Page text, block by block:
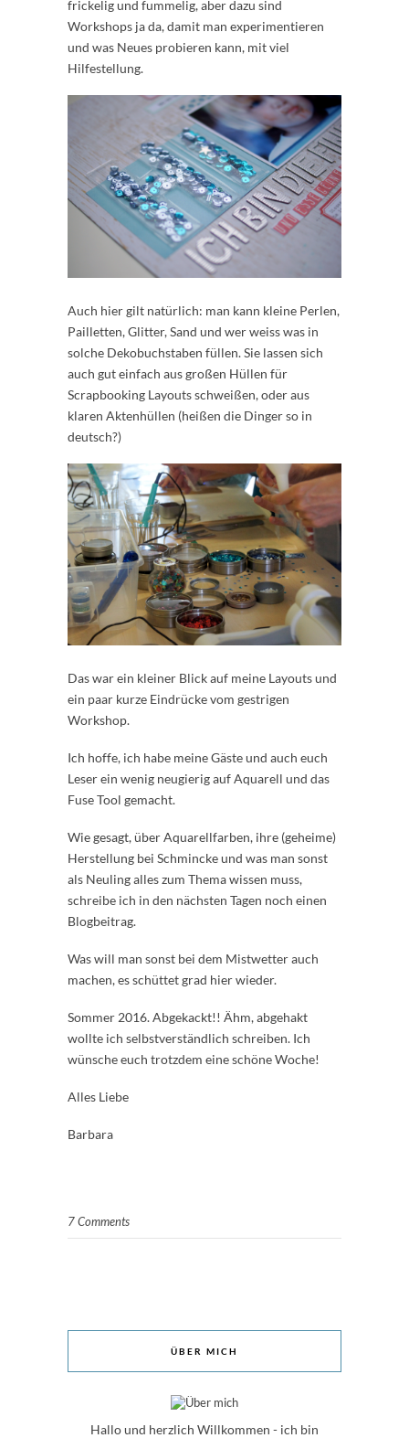
frickelig und fummelig, aber dazu sind
Workshops ja da, damit man experimentieren
und was Neues probieren kann, mit viel
Hilfestellung.
Auch hier gilt natürlich: man kann kleine Perlen,
Pailletten, Glitter, Sand und wer weiss was in
solche Dekobuchstaben füllen. Sie lassen sich
auch gut einfach aus großen Hüllen für
Scrapbooking Layouts schweißen, oder aus
klaren Aktenhüllen (heißen die Dinger so in
deutsch?)
Das war ein kleiner Blick auf meine Layouts und
ein paar kurze Eindrücke vom gestrigen
Workshop.
Ich hoffe, ich habe meine Gäste und auch euch
Leser ein wenig neugierig auf Aquarell und das
Fuse Tool gemacht.
Wie gesagt, über Aquarellfarben, ihre (geheime)
Herstellung bei Schmincke und was man sonst
als Neuling alles zum Thema wissen muss,
schreibe ich in den nächsten Tagen noch einen
Blogbeitrag.
Was will man sonst bei dem Mistwetter auch
machen, es schüttet grad hier wieder.
Sommer 2016. Abgekackt!! Ähm, abgehakt
wollte ich selbstverständlich schreiben. Ich
wünsche euch trotzdem eine schöne Woche!
Alles Liebe
Barbara
7 Comments
ÜBER MICH
Hallo und herzlich Willkommen - ich bin